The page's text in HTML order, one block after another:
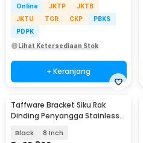
Online JKTP
JKTB
JKTU
TGR CKP
PBKS
PDPK
Lihat Ketersediaan Stok
+ Keranjang
Taffware Bracket Siku Rak
Dinding Penyangga Stainless
Black 8 Inch